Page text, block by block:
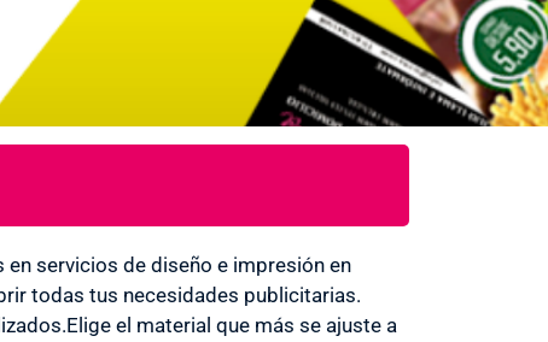
servicios de diseño e impresión en
todas tus necesidades publicitarias.
el material que más se ajuste a